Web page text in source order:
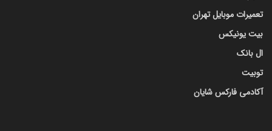
تعمیرات موبایل تهران
بیت یونیکس
ال بانک
توبیت
آکادمی فارکس شایان